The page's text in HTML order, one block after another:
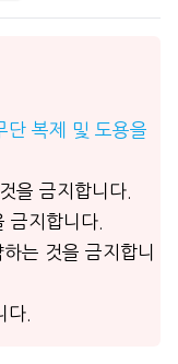
단 복제 및 도용을
을 금지합니다.
금지합니다.
는 것을 금지합니
다.